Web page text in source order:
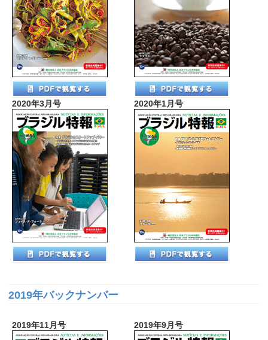
2020年3月号 2020年1月号
2019年バックナンバー
2019年11月号 2019年9月号